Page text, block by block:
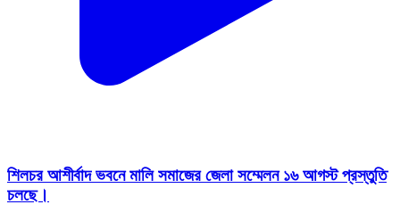
শিলচর আশীর্বাদ ভবনে মালি সমাজের জেলা সম্মেলন ১৬ আগস্ট প্রস্তুতি
চলছে।